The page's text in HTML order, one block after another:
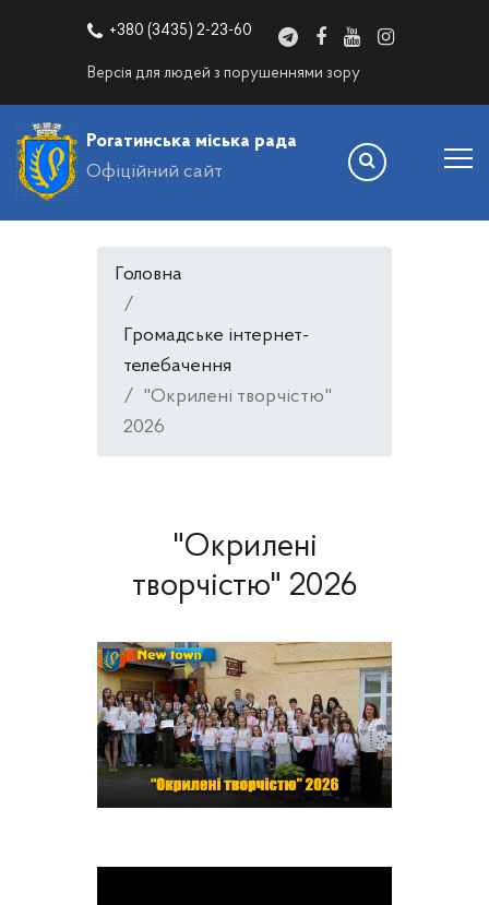
+380 (3435) 2-23-60
Версія для людей з порушеннями зору
Рогатинська міська рада
Офіційний сайт
Головна
Громадське інтернет-
телебачення
"Окрилені творчістю"
2026
"Окрилені
творчістю" 2026